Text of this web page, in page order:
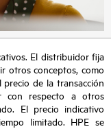
El distribuidor fija
otros conceptos, como
de la transacción
con respecto a otros
El precio indicativo
limitado. HPE se